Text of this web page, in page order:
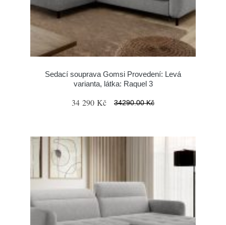
Sedací souprava Gomsi Provedení: Levá
varianta, látka: Raquel 3
34 290 Kč 34290.00 Kč